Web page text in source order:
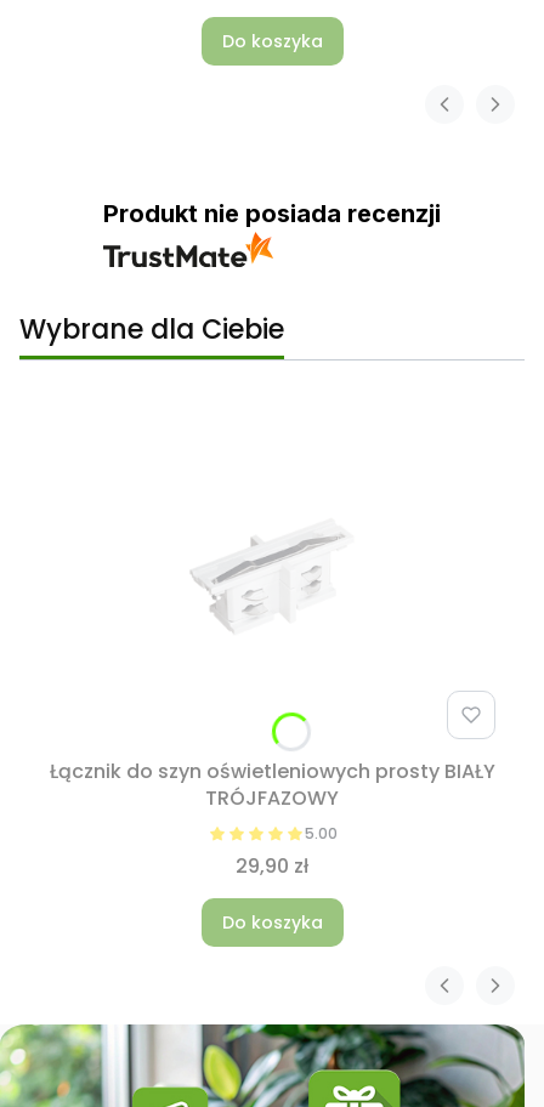
Do koszyka
Produkt nie posiada recenzji
Wybrane dla Ciebie
Łącznik do szyn oświetleniowych prosty BIAŁY
TRÓJFAZOWY
5.00
29,90 zł
Do koszyka